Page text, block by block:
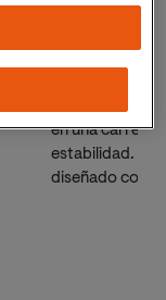
en una carrera
estabilidad.
diseñado